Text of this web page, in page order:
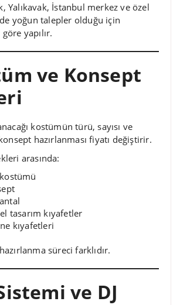
Yalıkavak, İstanbul merkez ve özel
yoğun talepler olduğu için
yapılır.
ve Konsept
kostümün türü, sayısı ve
hazırlanması fiyatı değiştirir.
arasında:
tasarım kıyafetler
kıyafetleri
süreci farklıdır.
ve DJ